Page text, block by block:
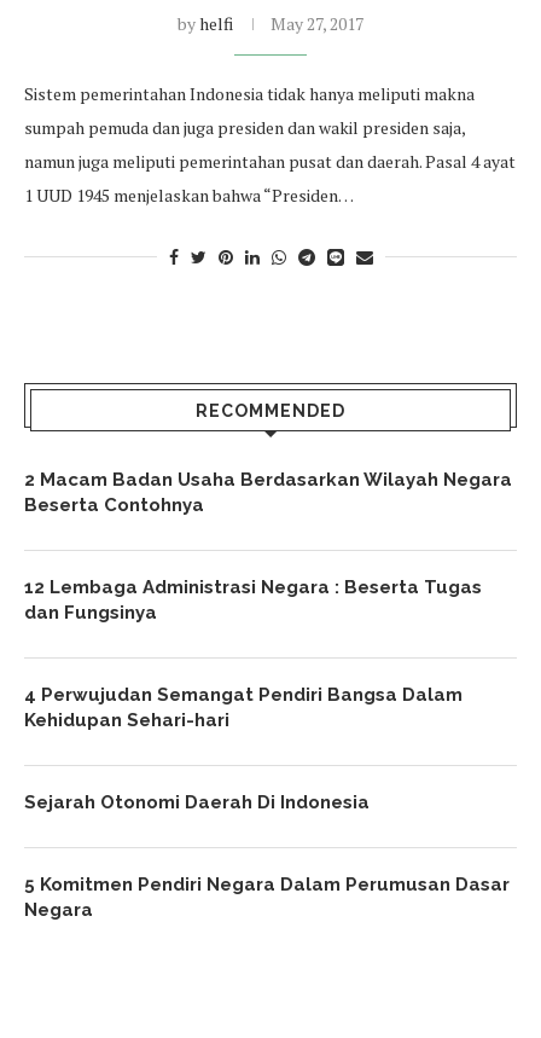
byhelfi May 27, 2017
Sistem pemerintahan Indonesia tidak hanya meliputi makna
sumpah pemuda dan juga presiden dan wakil presiden saja,
namun juga meliputi pemerintahan pusat dan daerah. Pasal 4 ayat
1 UUD 1945 menjelaskan bahwa “Presiden…
RECOMMENDED
2 Macam Badan Usaha Berdasarkan Wilayah Negara
Beserta Contohnya
12 Lembaga Administrasi Negara : Beserta Tugas
dan Fungsinya
4 Perwujudan Semangat Pendiri Bangsa Dalam
Kehidupan Sehari-hari
Sejarah Otonomi Daerah Di Indonesia
5 Komitmen Pendiri Negara Dalam Perumusan Dasar
Negara